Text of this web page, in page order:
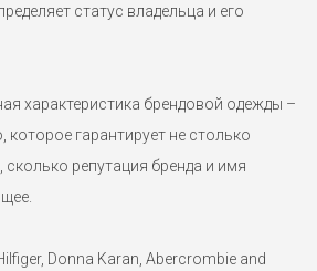
статус владельца и его
характеристика брендовой одежды –
которое гарантирует не столько
репутация бренда и имя
Donna Karan, Abercrombie and